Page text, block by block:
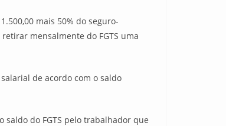
mais 50% do seguro-
mensalmente do FGTS uma
de acordo com o saldo
do FGTS pelo trabalhador que